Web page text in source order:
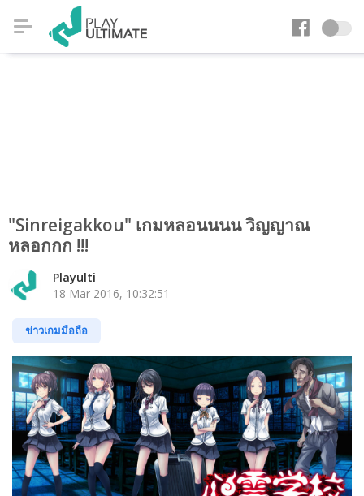
"Sinreigakkou" เกมหลอนนนน วิญญาณ
หลอกกก !!!
Playulti
18 Mar 2016, 10:32:51
ข่าวเกมมือถือ